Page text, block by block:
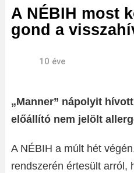
A NÉBIH most
gond a
10 éve
„Manner” nápolyit
előállító nem jelölt
A NÉBIH a múlt hét
rendszerén értesült arról,